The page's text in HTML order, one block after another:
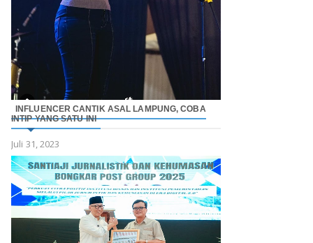
INFLUENCER CANTIK ASAL LAMPUNG, COBA
INTIP YANG SATU INI
Juli 31, 2023